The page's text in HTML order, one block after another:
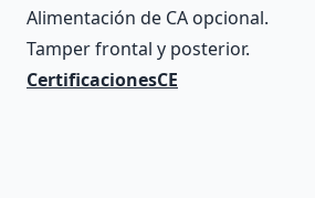
Alimentación de CA opcional.
Tamper frontal y posterior.
CertificacionesCE